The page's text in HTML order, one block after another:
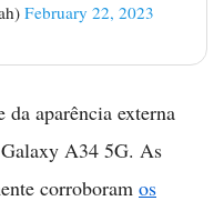
February 22, 2023
aparência externa
A34 5G. As
corroboram os